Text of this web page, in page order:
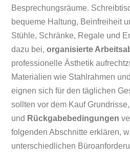
Besprechungsräume.
bequeme Haltung, Beinfreiheit
Stühle, Schränke, Regale und
dazu bei,organisierte
professionelle Ästhetik
Materialien wie Stahlrahmen
eignen sich für den täglichen
sollten vor dem Kauf
und Rückgabebedingungen
folgenden Abschnitte erklären,
unterschiedlichen